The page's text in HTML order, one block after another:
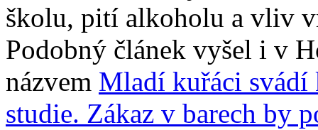
školu, pití alkoholu a vliv
Podobný článek vyšel i v
názvem Mladí kuřáci svádí
studie. Zákaz v barech by